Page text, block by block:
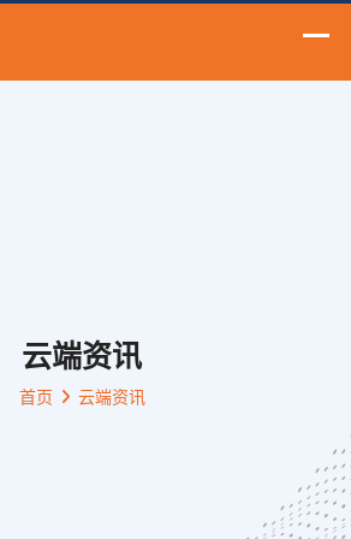
云端资讯
首页 云端资讯